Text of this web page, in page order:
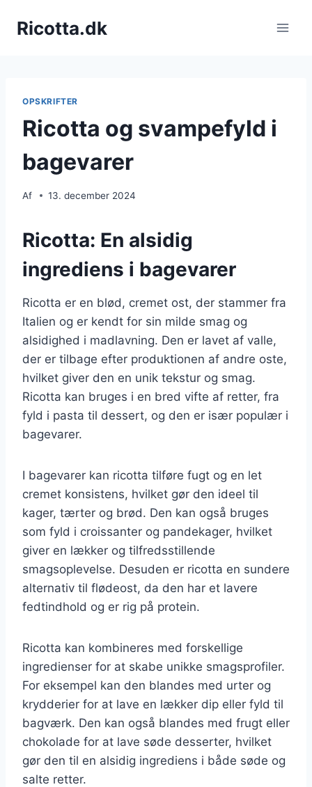
Ricotta.dk
OPSKRIFTER
Ricotta og svampefyld i
bagevarer
Af 13. december 2024
Ricotta: En alsidig
ingrediens i bagevarer
Ricotta er en blød, cremet ost, der stammer fra
Italien og er kendt for sin milde smag og
alsidighed i madlavning. Den er lavet af valle,
der er tilbage efter produktionen af andre oste,
hvilket giver den en unik tekstur og smag.
Ricotta kan bruges i en bred vifte af retter, fra
fyld i pasta til dessert, og den er især populær i
bagevarer.
I bagevarer kan ricotta tilføre fugt og en let
cremet konsistens, hvilket gør den ideel til
kager, tærter og brød. Den kan også bruges
som fyld i croissanter og pandekager, hvilket
giver en lækker og tilfredsstillende
smagsoplevelse. Desuden er ricotta en sundere
alternativ til flødeost, da den har et lavere
fedtindhold og er rig på protein.
Ricotta kan kombineres med forskellige
ingredienser for at skabe unikke smagsprofiler.
For eksempel kan den blandes med urter og
krydderier for at lave en lækker dip eller fyld til
bagværk. Den kan også blandes med frugt eller
chokolade for at lave søde desserter, hvilket
gør den til en alsidig ingrediens i både søde og
salte retter.